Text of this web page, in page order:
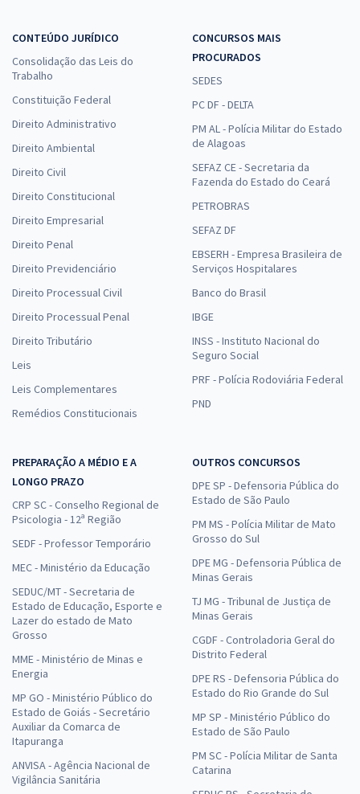
CONTEÚDO JURÍDICO
Consolidação das Leis do
Trabalho
Constituição Federal
Direito Administrativo
Direito Ambiental
Direito Civil
Direito Constitucional
Direito Empresarial
Direito Penal
Direito Previdenciário
Direito Processual Civil
Direito Processual Penal
Direito Tributário
Leis
Leis Complementares
Remédios Constitucionais
CONCURSOS MAIS
PROCURADOS
SEDES
PC DF - DELTA
PM AL - Polícia Militar do Estado
de Alagoas
SEFAZ CE - Secretaria da
Fazenda do Estado do Ceará
PETROBRAS
SEFAZ DF
EBSERH - Empresa Brasileira de
Serviços Hospitalares
Banco do Brasil
IBGE
INSS - Instituto Nacional do
Seguro Social
PRF - Polícia Rodoviária Federal
PND
PREPARAÇÃO A MÉDIO E A
LONGO PRAZO
CRP SC - Conselho Regional de
Psicologia - 12ª Região
SEDF - Professor Temporário
MEC - Ministério da Educação
SEDUC/MT - Secretaria de
Estado de Educação, Esporte e
Lazer do estado de Mato
Grosso
MME - Ministério de Minas e
Energia
MP GO - Ministério Público do
Estado de Goiás - Secretário
Auxiliar da Comarca de
Itapuranga
ANVISA - Agência Nacional de
Vigilância Sanitária
OUTROS CONCURSOS
DPE SP - Defensoria Pública do
Estado de São Paulo
PM MS - Polícia Militar de Mato
Grosso do Sul
DPE MG - Defensoria Pública de
Minas Gerais
TJ MG - Tribunal de Justiça de
Minas Gerais
CGDF - Controladoria Geral do
Distrito Federal
DPE RS - Defensoria Pública do
Estado do Rio Grande do Sul
MP SP - Ministério Público do
Estado de São Paulo
PM SC - Polícia Militar de Santa
Catarina